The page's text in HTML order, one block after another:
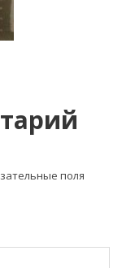
поля